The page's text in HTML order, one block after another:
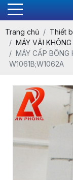
Trang chủ
Thiết
MÁY VẢI
MÁY CẤP BÔNG
W1061B;W1062A